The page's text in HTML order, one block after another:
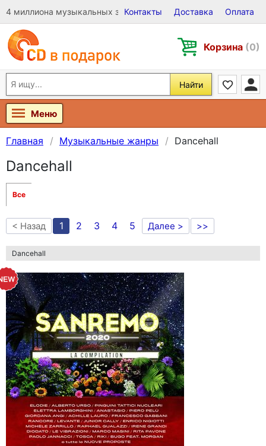
4 миллиона музыкальных записей на Виниле, CD и DVD
Контакты Доставка Оплата
Корзина (0)
Найти
Меню
Главная Музыкальные жанры Dancehall
Dancehall
Все
< Назад 1 2 3 4 5 Далее > >>
Dancehall